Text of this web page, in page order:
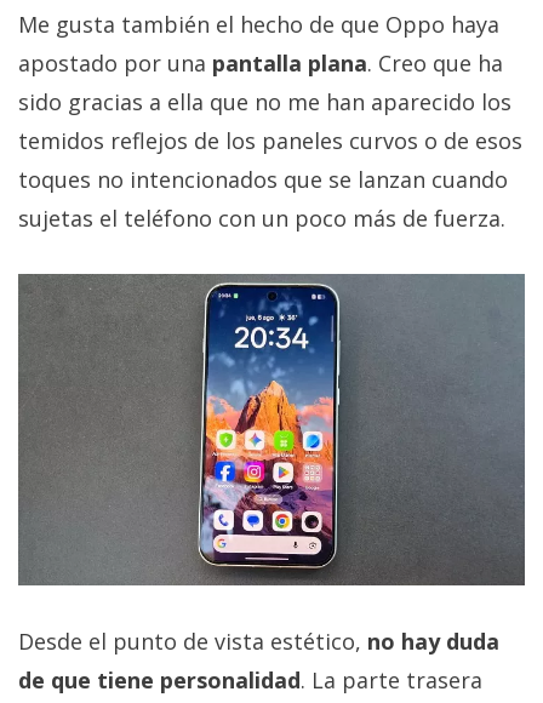
Me gusta también el hecho de que Oppo haya
apostado por una pantalla plana. Creo que ha
sido gracias a ella que no me han aparecido los
temidos reflejos de los paneles curvos o de esos
toques no intencionados que se lanzan cuando
sujetas el teléfono con un poco más de fuerza.
Desde el punto de vista estético, no hay duda
de que tiene personalidad. La parte trasera